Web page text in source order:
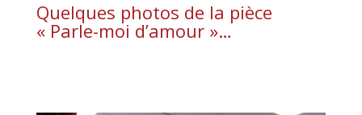
Quelques photos de la pièce
« Parle-moi d’amour »…